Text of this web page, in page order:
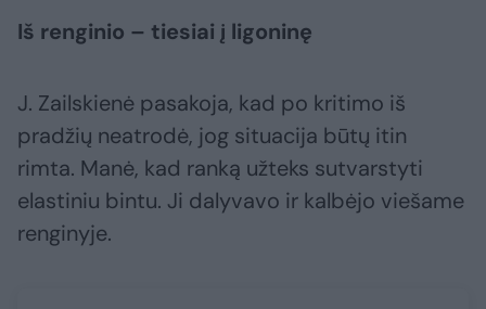
Iš renginio – tiesiai į ligoninę
J. Zailskienė pasakoja, kad po kritimo iš
pradžių neatrodė, jog situacija būtų itin
rimta. Manė, kad ranką užteks sutvarstyti
elastiniu bintu. Ji dalyvavo ir kalbėjo viešame
renginyje.